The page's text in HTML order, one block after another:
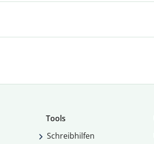
Tools
Schreibhilfen